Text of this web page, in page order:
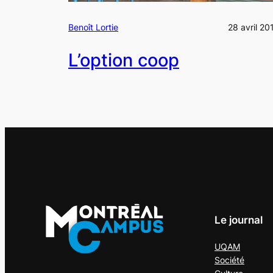
Benoît Lortie 28 avril
L’option coop
Le journal
UQAM
Société